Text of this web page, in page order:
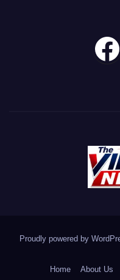
Follow
Proudly powered by
Home About Us